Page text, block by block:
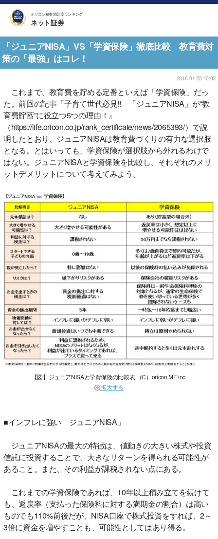
オリコン顧客満足度ランキング
ネット証券
「ジュニアNISA」VS「学資保険」徹底比較 教育費対
策の「最強」はコレ！
2016-01-23 10:00
これまで、教育費を貯める定番といえば「学資保険」だっ
た。前回の記事『子育て世代必見!! 「ジュニアNISA」が“教
育費貯蓄”に役立つ5つの理由！』
（https://life.oricon.co.jp/rank_certificate/news/2065393/）で説
明したとおり、ジュニアNISAは教育費づくりの有力な選択肢
となる。とはいっても、学資保険が選択肢から外れるわけで
はない。ジュニアNISAと学資保険を比較し、それぞれのメリ
ットデメリットについて考えてみよう。
【図】ジュニアNISAと学資保険の比較表 （C）oricon ME inc.
拡大する
■インフレに強い「ジュニアNISA」
ジュニアNISAの最大の特徴は、値動きの大きい株式や投資
信託に投資することで、大きなリターンを得られる可能性が
あること。また、その利益が課税されない点にある。
これまでの学資保険であれば、10年以上積み立てを続けて
も、返戻率（支払った保険料に対する満期金の割合）は高い
ものでも110%前後だが、NISA口座で株式投資をすれば、2～
3倍に資金を増やすことも、可能性としてはあり得る。